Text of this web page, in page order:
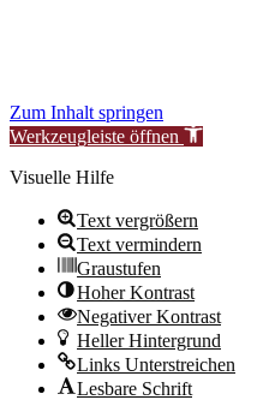
Zum Inhalt springen
Werkzeugleiste öffnen
Visuelle Hilfe
Text vergrößern
Text vermindern
Graustufen
Hoher Kontrast
Negativer Kontrast
Heller Hintergrund
Links Unterstreichen
Lesbare Schrift